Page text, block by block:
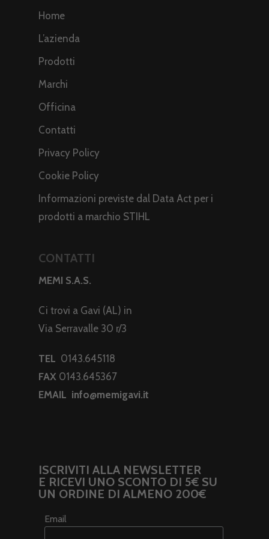
Home
L’azienda
Prodotti
Marchi
Officina
Contatti
Privacy Policy
Cookie Policy
Informazioni previste dal Data Act per i
prodotti a marchio STIHL
CONTATTI
MEMI S.A.S.
Ci trovi a Gavi (AL) in
Via Serravalle 30 r/3
TEL 0143.645118
FAX 0143.645367
EMAIL info@memigavi.it
ISCRIVITI ALLA NEWSLETTER
E RICEVI UNO SCONTO DI 5€ SU
UN ORDINE DI ALMENO 200€
Email